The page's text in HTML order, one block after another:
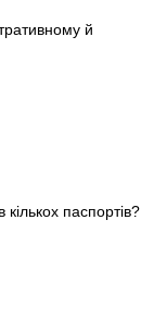
й
паспортів?